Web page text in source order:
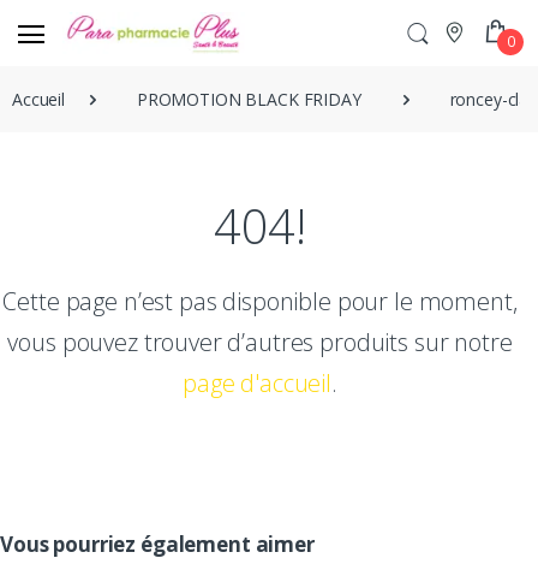
0
Accueil PROMOTION BLACK FRIDAY roncey-
404!
Cette page n’est pas disponible pour le moment,
vous pouvez trouver d’autres produits sur notre
page d'accueil.
Vous pourriez également aimer